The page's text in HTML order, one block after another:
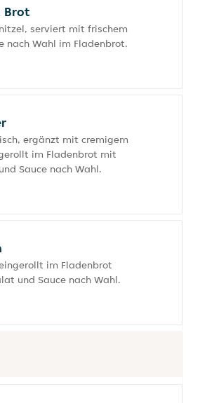
Brot
serviert mit frischem
nach Wahl im Fladenbrot.
ergänzt mit cremigem
im Fladenbrot mit
Sauce nach Wahl.
im Fladenbrot
und Sauce nach Wahl.